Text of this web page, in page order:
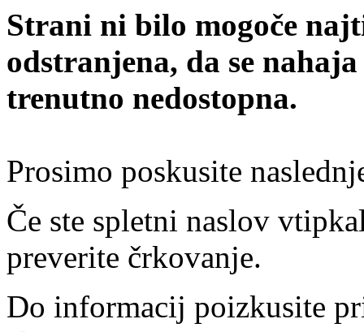
Strani ni bilo mogoče
odstranjena, da se
trenutno nedostopna.
Prosimo poskusite
Če ste spletni naslov
preverite črkovanje.
Do informacij poizkusite